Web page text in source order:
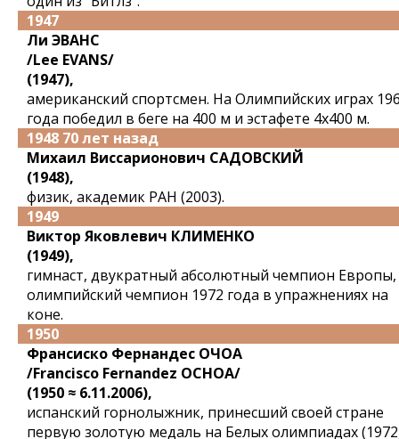
1947
Ли ЭВАНС
/Lee EVANS/
(1947),
американский спортсмен. На Олимпийских играх
года победил в беге на 400 м и эстафете 4x400 м.
1948 70 лет назад
Михаил Виссарионович САДОВСКИЙ
(1948),
физик, академик РАН (2003).
1949
Виктор Яковлевич КЛИМЕНКО
(1949),
гимнаст, двукратный абсолютный чемпион Европы,
олимпийский чемпион 1972 года в упражнениях на
коне.
1950
Франсиско Фернандес ОЧОА
/Francisco Fernandez OCHOA/
(1950 ≈ 6.11.2006),
испанский горнолыжник, принесший своей стране
первую золотую медаль на Белых олимпиадах